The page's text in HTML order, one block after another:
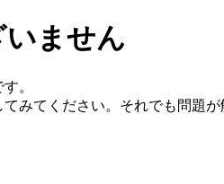
ません
。
みてください。それでも問題